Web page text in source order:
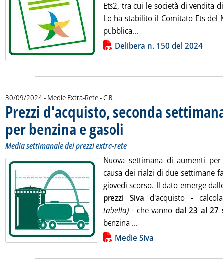
Ets2, tra cui le società di vendita
Lo ha stabilito il Comitato Ets del
pubblica...
Lista allegati PDF alla notiziaDelibera n. 150 del 2024
30/09/2024- Medie Extra-Rete -di:
C.B.
Prezzi d'acquisto, seconda
per benzina e gasoli
Media settimanale dei prezzi extra-rete
Nuova settimana di aumenti
causa dei rialzi di due settimane
giovedì scorso. Il dato emerge
prezzi Siva d'acquisto -
tabella) - che vanno dal 23 al 27
benzina ...
Lista allegati PDF alla notizia
Medie Siva